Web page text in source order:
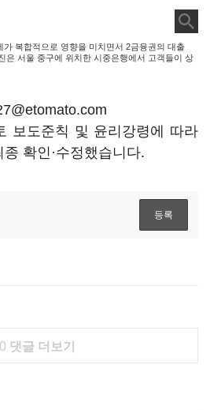
가 복합적으로 영향을 미치면서 2금융권의 대출
은 서울 중구에 위치한 시중은행에서 고객들이 상
보도준칙 및 윤리강령에 따라
확인·수정했습니다.
댓글 더보기